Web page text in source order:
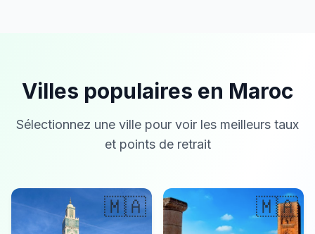
Villes populaires en Maroc
Sélectionnez une ville pour voir les meilleurs taux
et points de retrait
🇲🇦 🇲🇦